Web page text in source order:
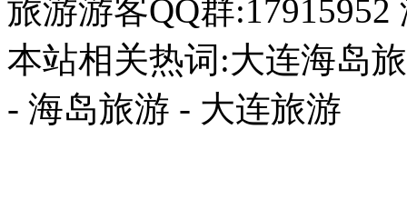
旅游游客QQ群
本站相关热词:大连海岛
- 海岛旅游 - 大连旅游